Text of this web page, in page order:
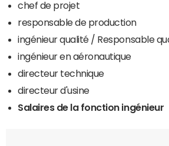
chef de projet
responsable de production
ingénieur qualité / Responsable
ingénieur en aéronautique
directeur technique
directeur d'usine
Salaires de la fonction ingénieur